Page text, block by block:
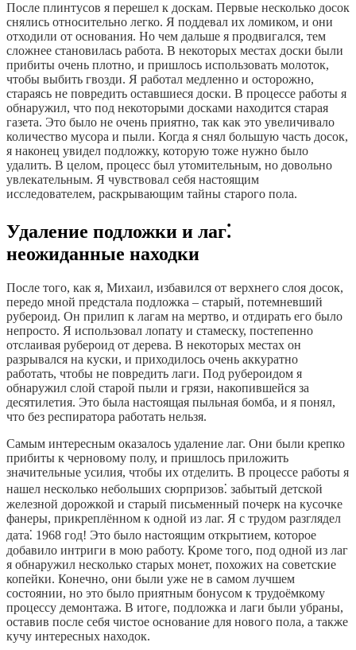
После плинтусов я перешел к доскам. Первые несколько досок
снялись относительно легко. Я поддевал их ломиком, и они
отходили от основания. Но чем дальше я продвигался, тем
сложнее становилась работа. В некоторых местах доски были
прибиты очень плотно, и пришлось использовать молоток,
чтобы выбить гвозди. Я работал медленно и осторожно,
стараясь не повредить оставшиеся доски. В процессе работы я
обнаружил, что под некоторыми досками находится старая
газета. Это было не очень приятно, так как это увеличивало
количество мусора и пыли. Когда я снял большую часть досок,
я наконец увидел подложку, которую тоже нужно было
удалить. В целом, процесс был утомительным, но довольно
увлекательным. Я чувствовал себя настоящим
исследователем, раскрывающим тайны старого пола.
Удаление подложки и лаг⁚
неожиданные находки
После того, как я, Михаил, избавился от верхнего слоя досок,
передо мной предстала подложка – старый, потемневший
рубероид. Он прилип к лагам на мертво, и отдирать его было
непросто. Я использовал лопату и стамеску, постепенно
отслаивая рубероид от дерева. В некоторых местах он
разрывался на куски, и приходилось очень аккуратно
работать, чтобы не повредить лаги. Под рубероидом я
обнаружил слой старой пыли и грязи, накопившейся за
десятилетия. Это была настоящая пыльная бомба, и я понял,
что без респиратора работать нельзя.
Самым интересным оказалось удаление лаг. Они были крепко
прибиты к черновому полу, и пришлось приложить
значительные усилия, чтобы их отделить. В процессе работы я
нашел несколько небольших сюрпризов⁚ забытый детской
железной дорожкой и старый письменный почерк на кусочке
фанеры, прикреплённом к одной из лаг. Я с трудом разглядел
дата⁚ 1968 год! Это было настоящим открытием, которое
добавило интриги в мою работу. Кроме того, под одной из лаг
я обнаружил несколько старых монет, похожих на советские
копейки. Конечно, они были уже не в самом лучшем
состоянии, но это было приятным бонусом к трудоёмкому
процессу демонтажа. В итоге, подложка и лаги были убраны,
оставив после себя чистое основание для нового пола, а также
кучу интересных находок.